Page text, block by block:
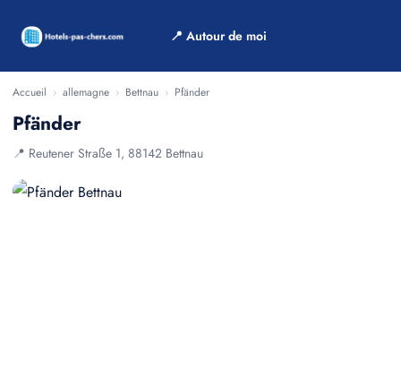
📍 Autour de moi
Accueil › allemagne › Bettnau › Pfänder
Pfänder
📍 Reutener Straße 1, 88142 Bettnau